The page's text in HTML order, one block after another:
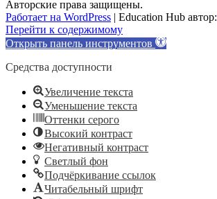
Авторские права защищены.
Работает на WordPress | Education Hub автор:
Перейти к содержимому
Открыть панель инструментов
Средства доступности
Увеличение текста
Уменьшение текста
Оттенки серого
Высокий контраст
Негативный контраст
Светлый фон
Подчёркивание ссылок
Читабельный шрифт